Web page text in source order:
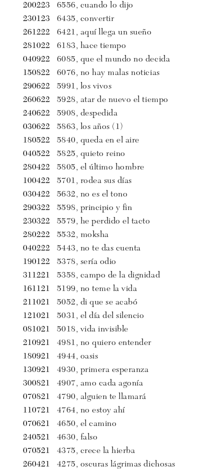
200223
6556, cuando lo dijo
230123
6435, convertir
261222
6421, aquí llega un sueño
281022
6183, hace tiempo
040922
6085, que el mundo no decida
150822
6076, no hay malas noticias
290622
5991, los vivos
260622
5928, atar de nuevo el tiempo
240622
5908, despedida
030622
5863, los años (1)
180522
5840, queda en el aire
040522
5825, quieto reino
280422
5805, el último hombre
100422
5701, rodea sus días
030422
5632, no es el tono
290322
5598, principio y fin
230322
5579, he perdido el tacto
280222
5532, moksha
040222
5443, no te das cuenta
190122
5378, sería odio
311221
5358, campo de la dignidad
161121
5199, no teme la vida
211021
5052, di que se acabó
121021
5031, el día del silencio
081021
5018, vida invisible
210921
4981, no quiero entender
180921
4944, oasis
130921
4930, primera esperanza
300821
4907, amo cada agonía
070821
4790, alguien te llamará
110721
4764, no estoy ahí
070621
4650, el camino
240521
4630, falso
070521
4375, crece la hierba
260421
4275, oscuras lágrimas dichosas